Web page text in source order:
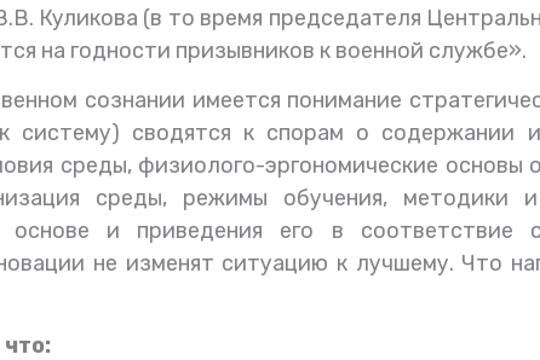
Куликова (в то время председателя
на годности призывников к военной службе».
сознании имеется понимание
систему) сводятся к спорам о содержании
среды, физиолого-эргономические основы
среды, режимы обучения, методики
и приведения его в соответствие
не изменят ситуацию к лучшему. Что